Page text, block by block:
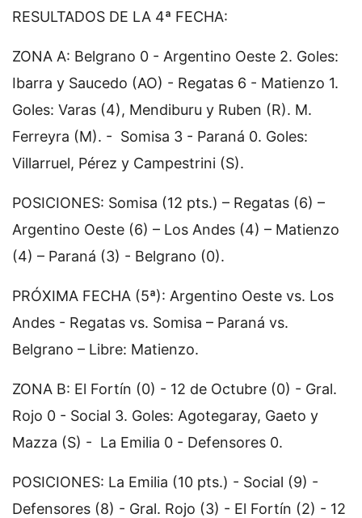
RESULTADOS DE LA 4ª FECHA:
ZONA A: Belgrano 0 - Argentino Oeste 2. Goles:
Ibarra y Saucedo (AO) - Regatas 6 - Matienzo 1.
Goles: Varas (4), Mendiburu y Ruben (R). M.
Ferreyra (M). - Somisa 3 - Paraná 0. Goles:
Villarruel, Pérez y Campestrini (S).
POSICIONES: Somisa (12 pts.) – Regatas (6) –
Argentino Oeste (6) – Los Andes (4) – Matienzo
(4) – Paraná (3) - Belgrano (0).
PRÓXIMA FECHA (5ª): Argentino Oeste vs. Los
Andes - Regatas vs. Somisa – Paraná vs.
Belgrano – Libre: Matienzo.
ZONA B: El Fortín (0) - 12 de Octubre (0) - Gral.
Rojo 0 - Social 3. Goles: Agotegaray, Gaeto y
Mazza (S) - La Emilia 0 - Defensores 0.
POSICIONES: La Emilia (10 pts.) - Social (9) -
Defensores (8) - Gral. Rojo (3) - El Fortín (2) - 12